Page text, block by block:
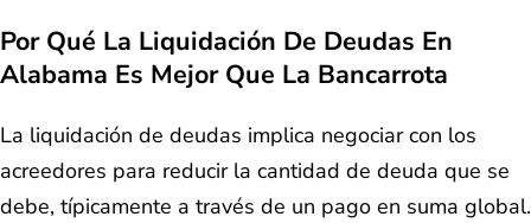
Por Qué La Liquidación De Deudas En
Alabama Es Mejor Que La Bancarrota
La liquidación de deudas implica negociar con los
acreedores para reducir la cantidad de deuda que se
debe, típicamente a través de un pago en suma global.